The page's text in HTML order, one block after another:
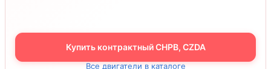
Купить контрактный CHPB, CZDA
Все двигатели в каталоге